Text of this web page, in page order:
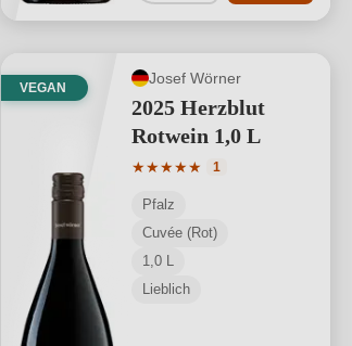
5 von 5 Sternen
VEGAN
Josef Wörner
2025 Herzblut
Rotwein 1,0 L
★★★★★
Durchschnittliche
1
Pfalz
Cuvée (Rot)
1,0 L
Lieblich